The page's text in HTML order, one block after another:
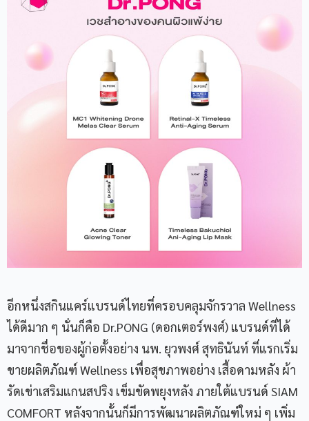
อีกหนึ่งสกินแคร์แบรนด์ไทยที่ครอบคลุมจักรวาล Wellness
ได้ดีมาก ๆ นั่นก็คือ Dr.PONG (ดอกเตอร์พงศ์) แบรนด์ที่ได้
มาจากชื่อของผู้ก่อตั้งอย่าง นพ. ยุวพงศ์ สุทธินันท์ ที่แรกเริ่ม
ขายผลิตภัณฑ์ Wellness เพื่อสุขภาพอย่าง เสื้อดามหลัง ผ้า
รัดเข่าเสริมแกนสปริง เข็มขัดพยุงหลัง ภายใต้แบรนด์ SIAM
COMFORT หลังจากนั้นก็มีการพัฒนาผลิตภัณฑ์ใหม่ ๆ เพิ่ม